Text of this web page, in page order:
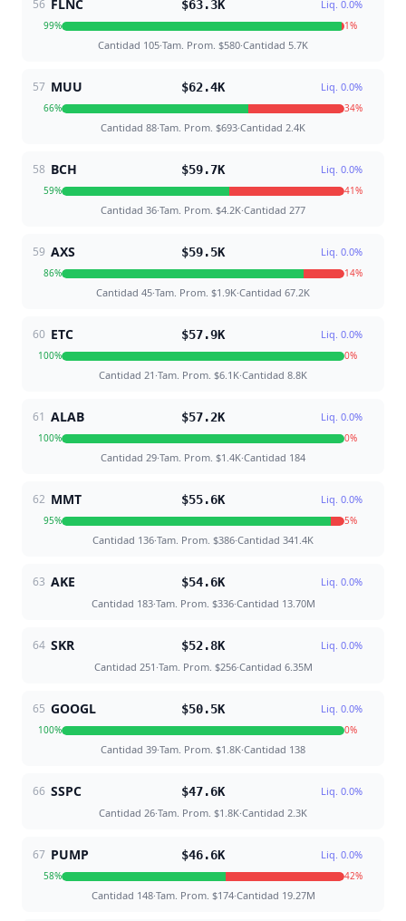
56 FLNC $63.3K Liq. 0.0%
99% 1%
Cantidad 105·Tam. Prom. $580·Cantidad 5.7K
57 MUU $62.4K Liq. 0.0%
66% 34%
Cantidad 88·Tam. Prom. $693·Cantidad 2.4K
58 BCH $59.7K Liq. 0.0%
59% 41%
Cantidad 36·Tam. Prom. $4.2K·Cantidad 277
59 AXS $59.5K Liq. 0.0%
86% 14%
Cantidad 45·Tam. Prom. $1.9K·Cantidad 67.2K
60 ETC $57.9K Liq. 0.0%
100% 0%
Cantidad 21 ·Tam. Prom. $6.1K·Cantidad 8.8K
61 ALAB $57.2K Liq. 0.0%
100% 0%
Cantidad 29·Tam. Prom. $1.4K·Cantidad 184
62 MMT $55.6K Liq. 0.0%
95% 5%
Cantidad 136·Tam. Prom. $386·Cantidad 341.4K
63 AKE $54.6K Liq. 0.0%
Cantidad 183·Tam. Prom. $336·Cantidad 13.70M
64 SKR $52.8K Liq. 0.0%
Cantidad 251 ·Tam. Prom. $256·Cantidad 6.35M
65 GOOGL $50.5K Liq. 0.0%
100% 0%
Cantidad 39·Tam. Prom. $1.8K·Cantidad 138
66 SSPC $47.6K Liq. 0.0%
Cantidad 26·Tam. Prom. $1.8K·Cantidad 2.3K
67 PUMP $46.6K Liq. 0.0%
58% 42%
Cantidad 148·Tam. Prom. $174·Cantidad 19.27M